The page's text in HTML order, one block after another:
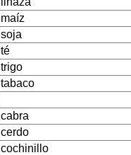
maíz
soja
té
trigo
tabaco
cabra
cerdo
cochinillo